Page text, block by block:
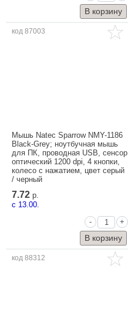
код 87003
Мышь Natec Sparrow NMY-1186
Black-Grey; ноутбучная мышь
для ПК, проводная USB, сенсор
оптический 1200 dpi, 4 кнопки,
колесо с нажатием, цвет серый
/ черный
7.72 р.
c 13.00.
-
+
код 88312